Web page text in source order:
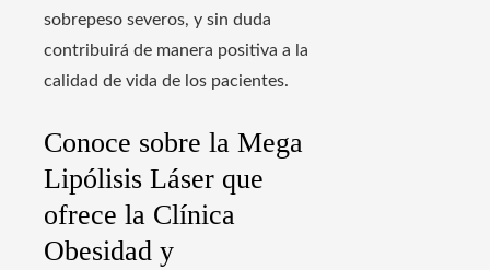
sobrepeso severos, y sin duda
contribuirá de manera positiva a la
calidad de vida de los pacientes.
Conoce sobre la Mega
Lipólisis Láser que
ofrece la Clínica
Obesidad y